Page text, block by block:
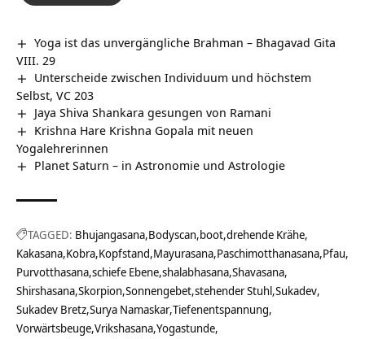
Yoga ist das unvergängliche Brahman – Bhagavad Gita
VIII. 29
Unterscheide zwischen Individuum und höchstem
Selbst, VC 203
Jaya Shiva Shankara gesungen von Ramani
Krishna Hare Krishna Gopala mit neuen
Yogalehrerinnen
Planet Saturn – in Astronomie und Astrologie
TAGGED: Bhujangasana Bodyscan boot drehende Krähe
Kakasana Kobra Kopfstand Mayurasana Paschimotthanasana Pfau
Purvotthasana schiefe Ebene shalabhasana Shavasana
Shirshasana Skorpion Sonnengebet stehender Stuhl Sukadev
Sukadev Bretz Surya Namaskar Tiefenentspannung
Vorwärtsbeuge Vrikshasana Yogastunde